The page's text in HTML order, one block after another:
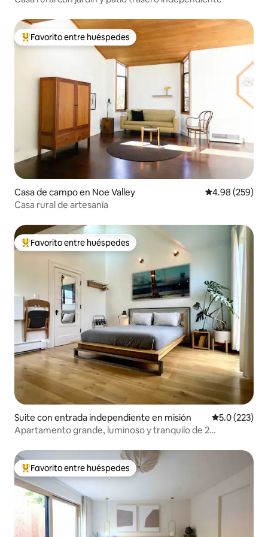
De los mejores en Favorito entre huéspedes
Favorito entre huéspedes
Casa de campo en Noe Valley Calificación
4.98 (259)
Casa rural de artesanía
De los mejores en Favorito entre huéspedes
Favorito entre huéspedes
Suite con entrada independiente en misión Calificación
5.0 (223)
Apartamento grande, luminoso y tranquilo de 2
De los mejores en Favorito entre huéspedes
Favorito entre huéspedes